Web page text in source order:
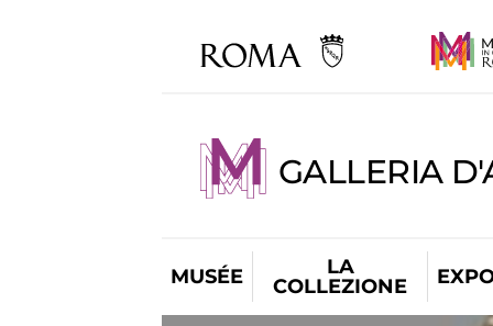
GALLERIA
MUSÉE
LA
COLLEZIONE